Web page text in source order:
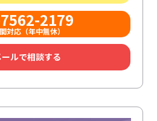
2179
対応（年中無休）
ールで相談する